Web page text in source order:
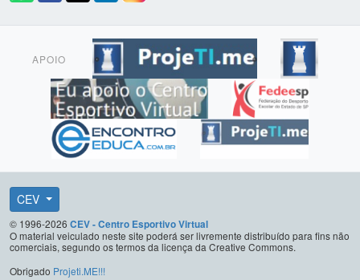
APOIO
CEV
© 1996-2026 CEV - Centro Esportivo Virtual
O material veiculado neste site poderá ser livremente distribuído para fins não
comerciais, segundo os termos da licença da Creative Commons.
Obrigado Projeti.ME!!!